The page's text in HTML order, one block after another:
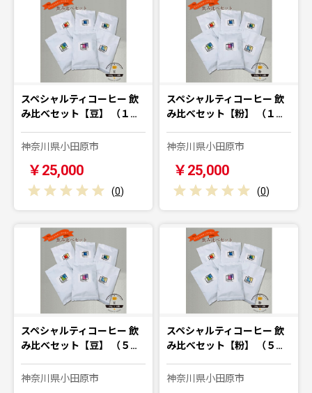
スペシャルティコーヒー 飲
み比べセット【豆】 （１…
神奈川県小田原市
￥25,000
(0)
スペシャルティコーヒー 飲
み比べセット【粉】 （１…
神奈川県小田原市
￥25,000
(0)
スペシャルティコーヒー 飲
み比べセット【豆】 （５…
神奈川県小田原市
スペシャルティコーヒー 飲
み比べセット【粉】 （５…
神奈川県小田原市